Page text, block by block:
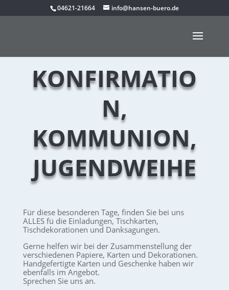
04621-21664 info@hansen-buero.de
KONFIRMATIO
N,
KOMMUNION,
JUGENDWEIHE
Für diese besonderen Tage, finden Sie bei uns
ALLES fü die Einladungen, Tischkarten,
Tischdekorationen und Danksagungen.
Gerne helfen wir bei der Zusammenstellung der
verschiedenen Papiere, Karten und Dekorationen.
Handgefertigte Karten und Geschenke haben wir
ebenfalls im Angebot.
Sprechen Sie uns an.